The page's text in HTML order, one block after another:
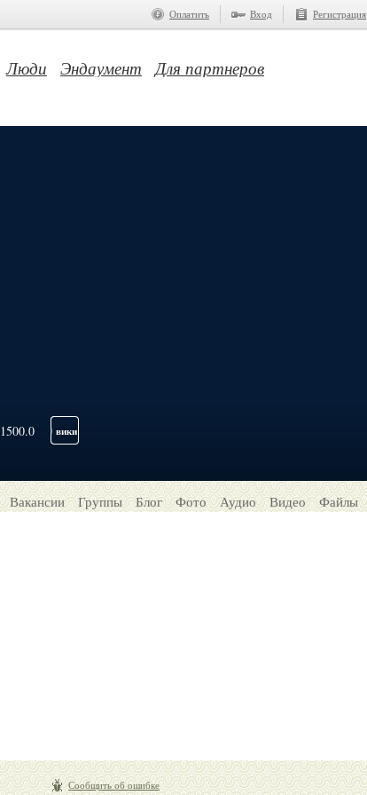
Оплатить Вход Регистрация
Люди Эндаумент Для партнеров
1500.0 вики
Вакансии Группы Блог Фото Аудио Видео Файлы
Сообщить об ошибке